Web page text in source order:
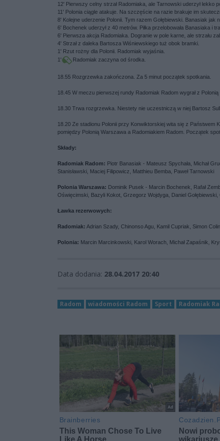
12' Pierwszy celny strzał Radomiaka, ale Tarnowski uderzył lekko
11' Polonia ciągle atakuje. Na szczęście na razie brakuje im
8' Kolejne uderzenie Polonii. Tym razem Gołębiewski. Banasiak jak
6' Bochenek uderzył z 40 metrów. Piłka przelobowała Banasiaka i
6' Pierwsza akcja Radomiaka. Dogranie w pole karne, ale strzału
4' Strzał z daleka Bartosza Wiśniewskiego tuż obok bramki.
1' Rzut rożny dla Polonii. Radomiak wyjaśnia.
1'
Radomiak zaczyna od środka.
18.55 Rozgrzewka zakończona. Za 5 minut początek spotkania.
18.45 W meczu pierwszej rundy Radomiak Radom wygrał z
18.30 Trwa rozgrzewka. Niestety nie uczestniczą w niej Bartosz
18.20 Ze stadionu Polonii przy Konwiktorskiej wita się z Państwem
pomiędzy Polonią Warszawa a Radomiakiem Radom. Początek
Składy:
Radomiak Radom: Piotr Banasiak - Mateusz Spychała, Michał
Stanisławski, Maciej Filipowicz, Matthieu Bemba, Paweł Tarnowski
Polonia Warszawa: Dominik Pusek - Marcin Bochenek, Rafał
Oświęcimski, Bazyli Kokot, Grzegorz Wojdyga, Daniel
Ławka rezerwowych:
Radomiak: Adrian Szady, Chinonso Agu, Kamil Cupriak, Simon
Polonia: Marcin Marcinkowski, Karol Worach, Michał Zapaśnik,
Data dodania: 28.04.2017 20:40
Radom wiadomości Radom Sport Radomiak